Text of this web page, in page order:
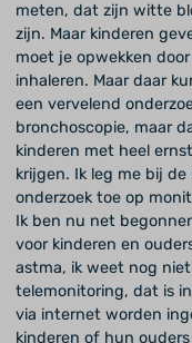
meten, dat zijn witte
zijn. Maar kinderen
moet je opwekken
inhaleren. Maar daar
een vervelend
bronchoscopie, maar
kinderen met heel
krijgen. Ik leg me bij
onderzoek toe op
Ik ben nu net
voor kinderen en
astma, ik weet nog
telemonitoring, dat is
via internet worden
kinderen of hun